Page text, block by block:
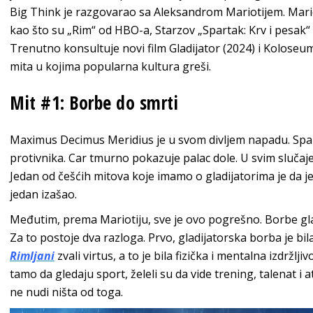
Big Think je razgovarao sa Aleksandrom Mariotijem.
kao što su „Rim“ od HBO-a, Starzov „Spartak: Krv i
Trenutno konsultuje novi film Gladijator (2024) i
mita u kojima popularna kultura greši.
Mit #1: Borbe do smrti
Maximus Decimus Meridius je u svom divljem napadu.
protivnika. Car tmurno pokazuje palac dole. U svim
Jedan od češćih mitova koje imamo o gladijatorima je da
jedan izašao.
Međutim, prema Mariotiju, sve je ovo pogrešno. Borbe
Za to postoje dva razloga. Prvo, gladijatorska borba je
Rimljani zvali virtus, a to je bila fizička i mentalna
tamo da gledaju sport, želeli su da vide trening, talenat i
ne nudi ništa od toga.